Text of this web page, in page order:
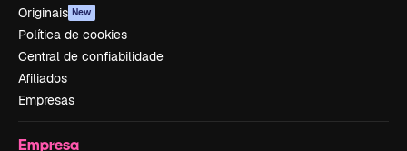
Originais New
Política de cookies
Central de confiabilidade
Afiliados
Empresas
Empresa